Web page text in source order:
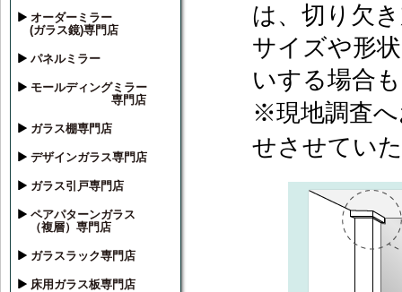
は、切り欠
サイズや形
いする場合
※現地調査へ
せさせてい
オーダーミラー
(ガラス鏡)専門店
パネルミラー
モールディングミラー
専門店
ガラス棚専門店
デザインガラス専門店
ガラス引戸専門店
ペアパターンガラス
（複層）専門店
ガラスラック専門店
床用ガラス板専門店